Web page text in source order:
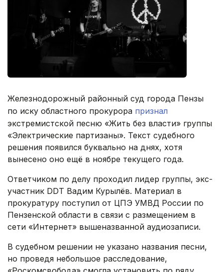
Железнодорожный районный суд города Пензы
по иску областного прокурора признал
экстремистской песню «Жить без власти» группы
«Электрические партизаны». Текст судебного
решения появился буквально на днях, хотя
вынесено оно ещё в ноябре текущего года.
Ответчиком по делу проходил лидер группы, экс-
участник DDT Вадим Курылёв. Материал в
прокуратуру поступил от ЦПЭ УМВД России по
Пензенской области в связи с размещением в
сети «Интернет» вышеназванной аудиозаписи.
В судебном решении не указано названия песни,
но проведя небольшое расследование,